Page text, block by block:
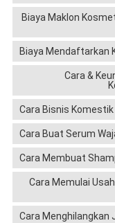
Biaya Maklon
Biaya Mendaftarkan
Cara &
Cara Bisnis
Cara Buat Serum
Cara Membuat
Cara Memulai
Cara Menghilangkan